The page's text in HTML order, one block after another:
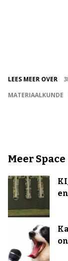
LEES MEER OVER
MATERIAALKUNDE
Meer Space